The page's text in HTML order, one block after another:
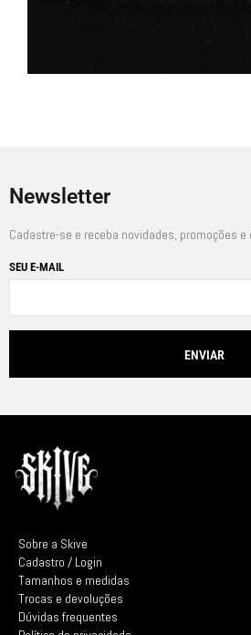
Newsletter
Cadastre-se e receba novidades, promoções
SEU E-MAIL
Sobre a Skive
Cadastro / Login
Tamanhos e medidas
Trocas e devoluções
Dúvidas frequentes